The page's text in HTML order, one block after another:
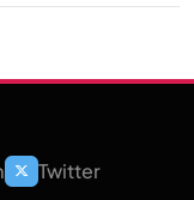
Twitter